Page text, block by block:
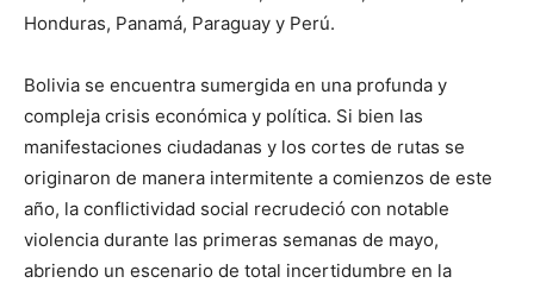
Honduras, Panamá, Paraguay y Perú.
Bolivia se encuentra sumergida en una profunda y
compleja crisis económica y política. Si bien las
manifestaciones ciudadanas y los cortes de rutas se
originaron de manera intermitente a comienzos de este
año, la conflictividad social recrudeció con notable
violencia durante las primeras semanas de mayo,
abriendo un escenario de total incertidumbre en la